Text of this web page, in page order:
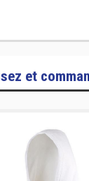
Training
Informations
et